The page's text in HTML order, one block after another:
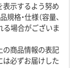
表示するよう努め
格・仕様（容量、
る場合がございま
の商品情報の表記
は必ずお届けした